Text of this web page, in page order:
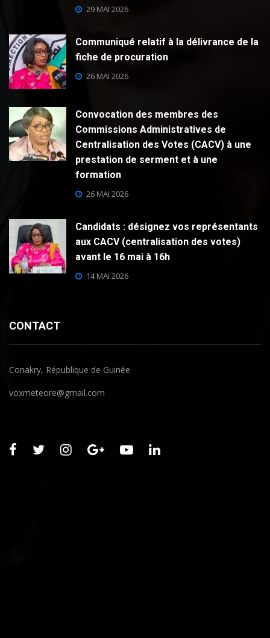
29 MAI 2026
Communiqué relatif à la délivrance de la
fiche de procuration
26 MAI 2026
Convocation des membres des
Commissions Administratives de
Centralisation des Votes (CACV) à une
prestation de serment et à une
formation
26 MAI 2026
Candidats : désignez vos représentants
aux CACV (centralisation des votes)
avant le 16 mai à 16h
14 MAI 2026
CONTACT
Conakry, République de Guinée
voxmeteore@gmail.com